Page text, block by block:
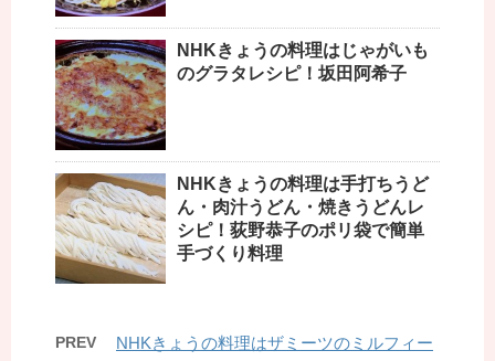
NHKきょうの料理はじゃがいも
のグラタレシピ！坂田阿希子
NHKきょうの料理は手打ちうど
ん・肉汁うどん・焼きうどんレ
シピ！荻野恭子のポリ袋で簡単
手づくり料理
PREV
NHKきょうの料理はザミーツのミルフィー